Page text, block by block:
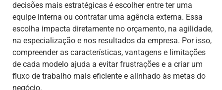
decisões mais estratégicas é escolher entre ter uma
equipe interna ou contratar uma agência externa. Essa
escolha impacta diretamente no orçamento, na agilidade,
na especialização e nos resultados da empresa. Por isso,
compreender as características, vantagens e limitações
de cada modelo ajuda a evitar frustrações e a criar um
fluxo de trabalho mais eficiente e alinhado às metas do
negócio.